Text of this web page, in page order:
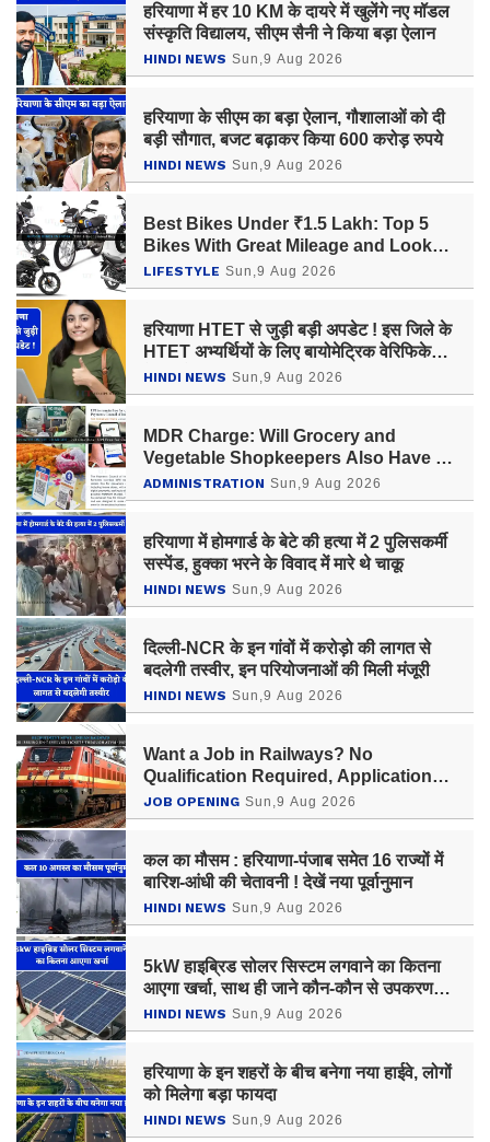
हरियाणा में हर 10 KM के दायरे में खुलेंगे नए मॉडल
संस्कृति विद्यालय, सीएम सैनी ने किया बड़ा ऐलान
HINDI NEWS Sun,9 Aug 2026
हरियाणा के सीएम का बड़ा ऐलान, गौशालाओं को दी
बड़ी सौगात, बजट बढ़ाकर किया 600 करोड़ रुपये
HINDI NEWS Sun,9 Aug 2026
Best Bikes Under ₹1.5 Lakh: Top 5
Bikes With Great Mileage and Looks
— Check the Best Pick
LIFESTYLE Sun,9 Aug 2026
हरियाणा HTET से जुड़ी बड़ी अपडेट ! इस जिले के
HTET अभ्यर्थियों के लिए बायोमेट्रिक वेरिफिकेशन
केन्द्र में बदलाव
HINDI NEWS Sun,9 Aug 2026
MDR Charge: Will Grocery and
Vegetable Shopkeepers Also Have to
Pay UPI Charges? Know Latest
Updates
ADMINISTRATION Sun,9 Aug 2026
हरियाणा में होमगार्ड के बेटे की हत्या में 2 पुलिसकर्मी
सस्पेंड, हुक्का भरने के विवाद में मारे थे चाकू
HINDI NEWS Sun,9 Aug 2026
दिल्ली-NCR के इन गांवों में करोड़ो की लागत से
बदलेगी तस्वीर, इन परियोजनाओं की मिली मंजूरी
HINDI NEWS Sun,9 Aug 2026
Want a Job in Railways? No
Qualification Required, Applications
Ongoing in Howrah Division
JOB OPENING Sun,9 Aug 2026
कल का मौसम : हरियाणा-पंजाब समेत 16 राज्यों में
बारिश-आंधी की चेतावनी ! देखें नया पूर्वानुमान
HINDI NEWS Sun,9 Aug 2026
5kW हाइब्रिड सोलर सिस्टम लगवाने का कितना
आएगा खर्चा, साथ ही जाने कौन-कौन से उपकरण
चलेंगे?
HINDI NEWS Sun,9 Aug 2026
हरियाणा के इन शहरों के बीच बनेगा नया हाईवे, लोगों
को मिलेगा बड़ा फायदा
HINDI NEWS Sun,9 Aug 2026